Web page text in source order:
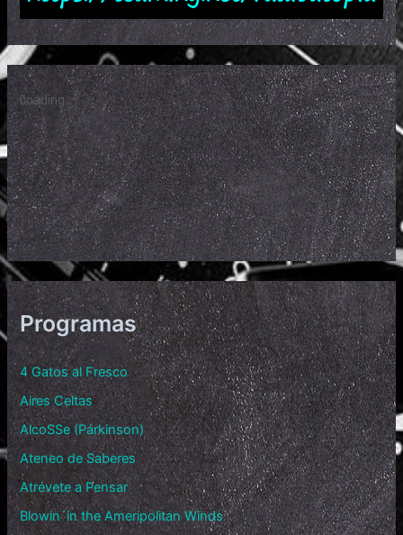
Programas
4 Gatos al Fresco
Aires Celtas
AlcoSSe (Párkinson)
Ateneo de Saberes
Atrévete a Pensar
Blowin´in the Ameripolitan Winds